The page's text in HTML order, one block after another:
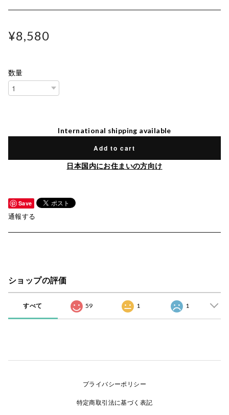
¥8,580
数量
International shipping available
Add to cart
日本国内にお住まいの方向け
Save
通報する
ショップの評価
すべて 59 1 1
プライバシーポリシー
特定商取引法に基づく表記